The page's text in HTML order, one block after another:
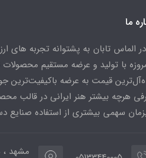
ما
الماس تابان به پشتوانه تجربه های
با تولید و عرضه مستقیم
قیمت به عرضه باکیفیت‌ترین
هرچه بیشتر هنر ایرانی در قالب
سهمی بیشتری از استفاده صنایع